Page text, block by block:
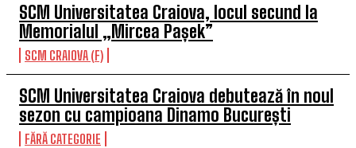
SCM Universitatea Craiova, locul secund la
Memorialul „Mircea Pașek”
SCM CRAIOVA (F)
SCM Universitatea Craiova debutează în noul
sezon cu campioana Dinamo București
FĂRĂ CATEGORIE